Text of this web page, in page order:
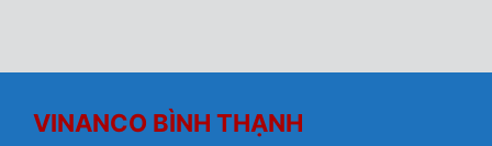
VINANCO BÌNH THẠNH